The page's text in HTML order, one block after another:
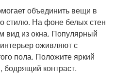
объединить вещи в
стилю. На фоне белых стен
вид из окна. Популярный
оживляют с
пола. Положите яркий
бодрящий контраст.